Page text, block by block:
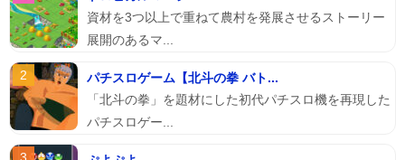
資材を3つ以上で重ねて農村を発展させるストーリー
展開のあるマ...
パチスロゲーム【北斗の拳 バト...
「北斗の拳」を題材にした初代パチスロ機を再現した
パチスロゲー...